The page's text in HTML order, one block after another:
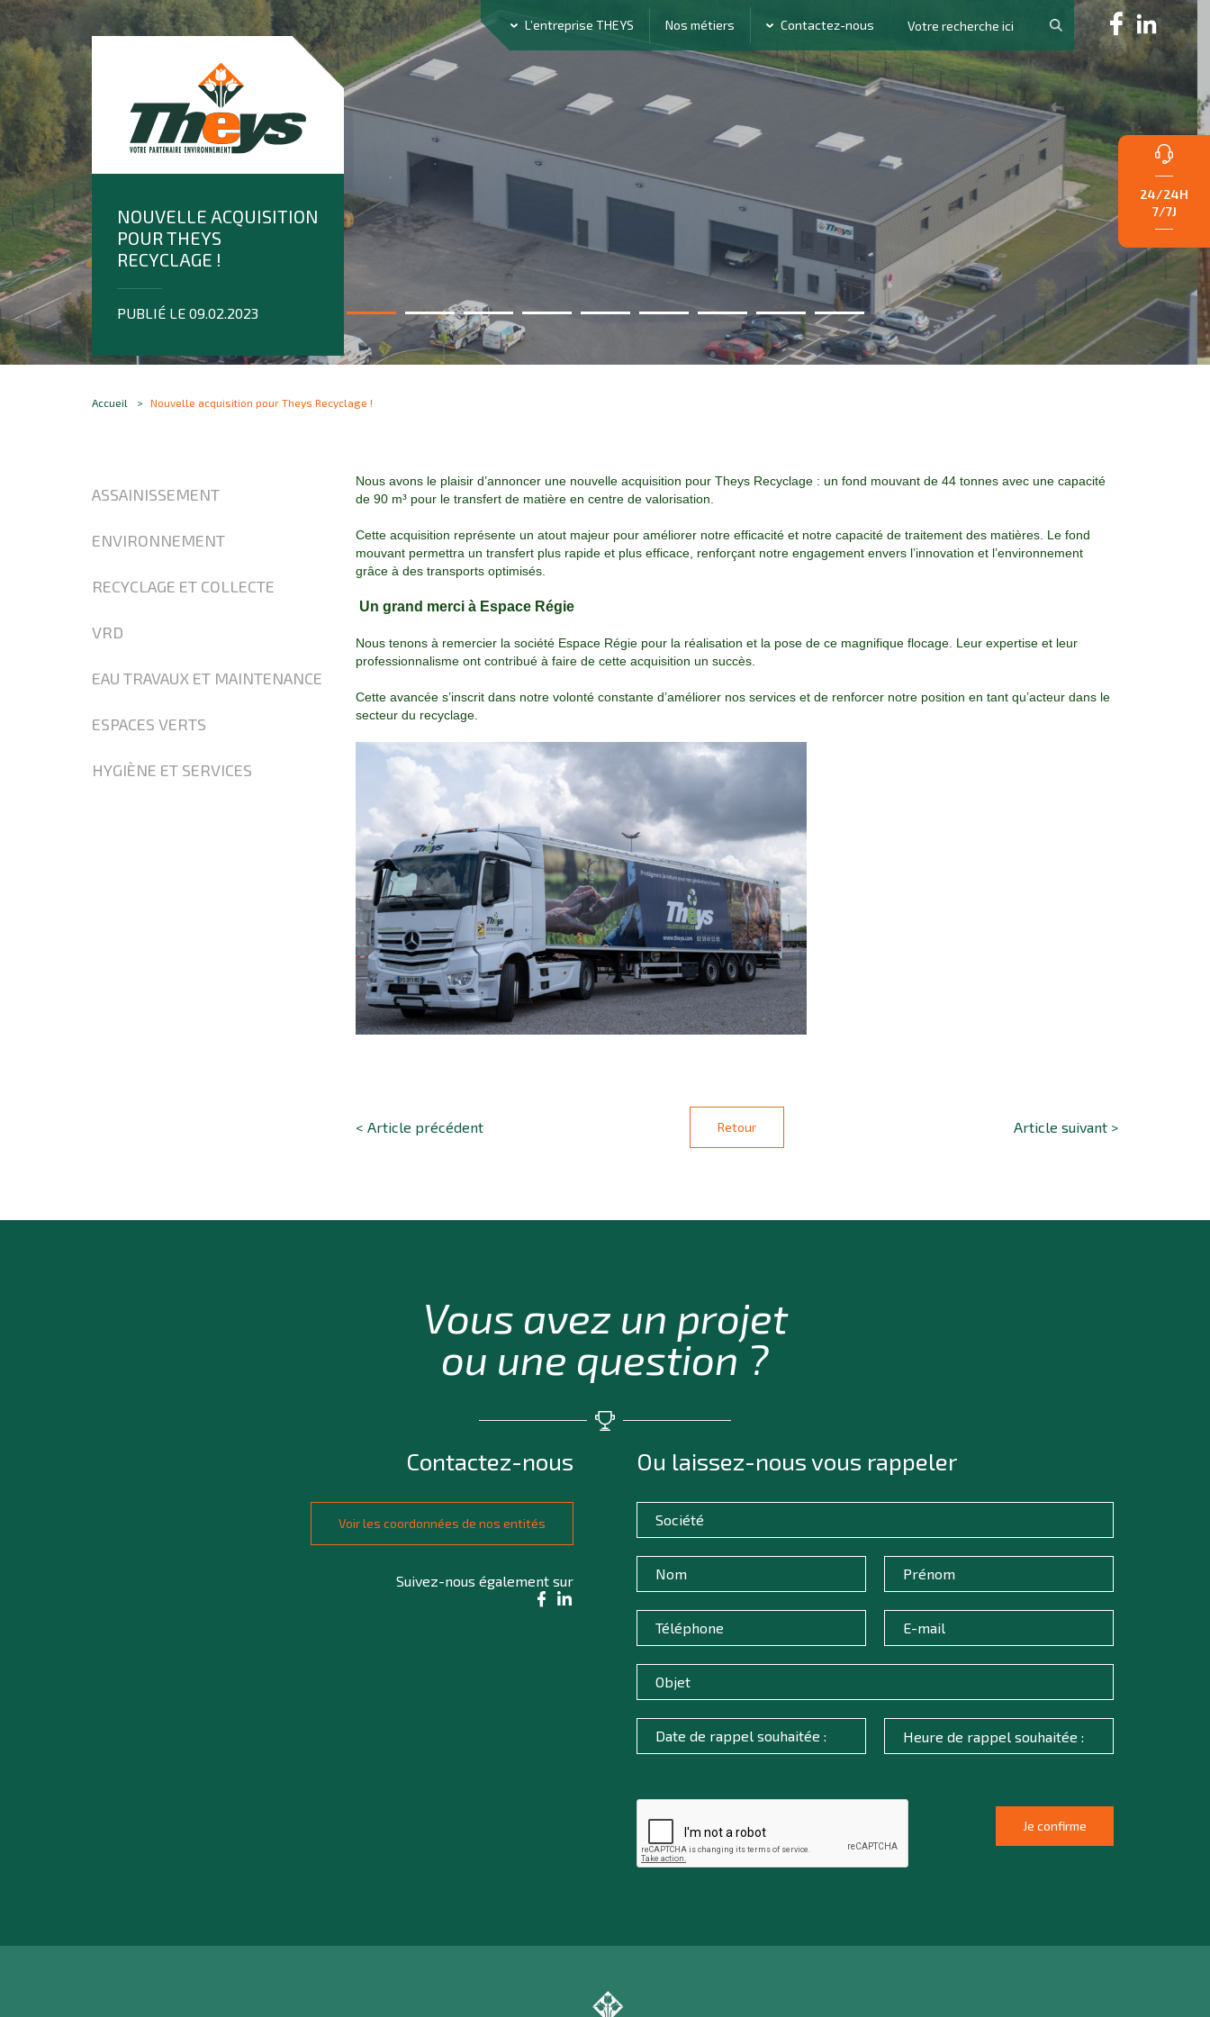
L’entreprise THEYS Nos métiers Contactez-nous
24/24H
7/7J
NOUVELLE ACQUISITION
POUR THEYS
RECYCLAGE !
PUBLIÉ LE 09.02.2023
Accueil Nouvelle acquisition pour Theys Recyclage !
ASSAINISSEMENT
ENVIRONNEMENT
RECYCLAGE ET COLLECTE
VRD
EAU TRAVAUX ET MAINTENANCE
ESPACES VERTS
HYGIÈNE ET SERVICES
Nous avons le plaisir d’annoncer une nouvelle acquisition pour Theys Recyclage: un fond mouvant de 44 tonnes avec une capacité
de 90 m³ pour le transfert de matière en centre de valorisation.
Cette acquisition représente un atout majeur pour améliorer notre efficacité et notre capacité de traitement des matières. Le fond
mouvant permettra un transfert plus rapide et plus efficace, renforçant notre engagement envers l’innovation et l’environnement
grâce à des transports optimisés.
Un grand merci à Espace Régie
Nous tenons à remercier la société Espace Régie pour la réalisation et la pose de ce magnifique flocage. Leur expertise et leur
professionnalisme ont contribué à faire de cette acquisition un succès.
Cette avancée s’inscrit dans notre volonté constante d’améliorer nos services et de renforcer notre position en tant qu’acteur dans le
secteur du recyclage.
Retour
< Article précédent Article suivant >
Vous avez un projet
ou une question ?
Contactez-nous
Voir les coordonnées de nos entités
Suivez-nous également sur
Ou laissez-nous vous rappeler